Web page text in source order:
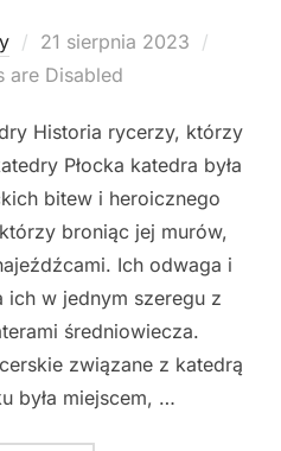
Posted
on
21 sierpnia 2023
are Disabled
Historia rycerzy, którzy
Płocka katedra była
bitew i heroicznego
broniąc jej murów,
Ich odwaga i
ich w jednym szeregu z
średniowiecza.
związane z katedrą
była miejscem, …